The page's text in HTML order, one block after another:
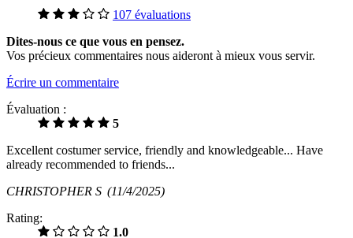
107 évaluations
Dites-nous ce que vous en pensez.
Vos précieux commentaires nous aideront à mieux vous servir.
Écrire un commentaire
Évaluation :
5
Excellent costumer service, friendly and knowledgeable... Have
already recommended to friends...
CHRISTOPHER S (11/4/2025)
Rating:
1.0